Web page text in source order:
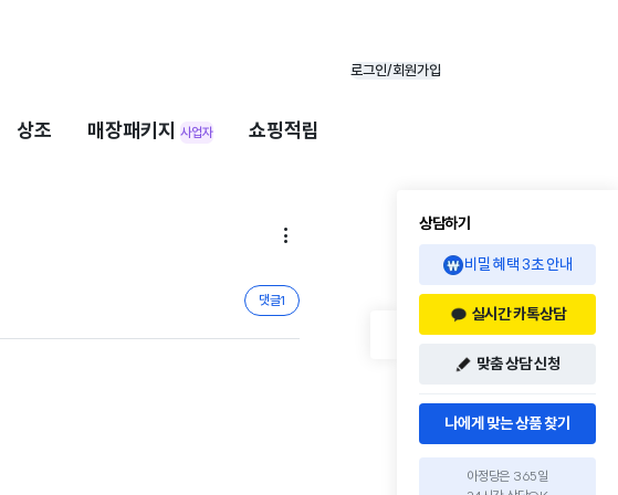
로그인/회원가입
상조 매장패키지 사업자 쇼핑적립

댓글1
상담하기
비밀 혜택 3초 안내
실시간 카톡상담
맞춤 상담 신청
나에게 맞는 상품 찾기
아정당은 365일